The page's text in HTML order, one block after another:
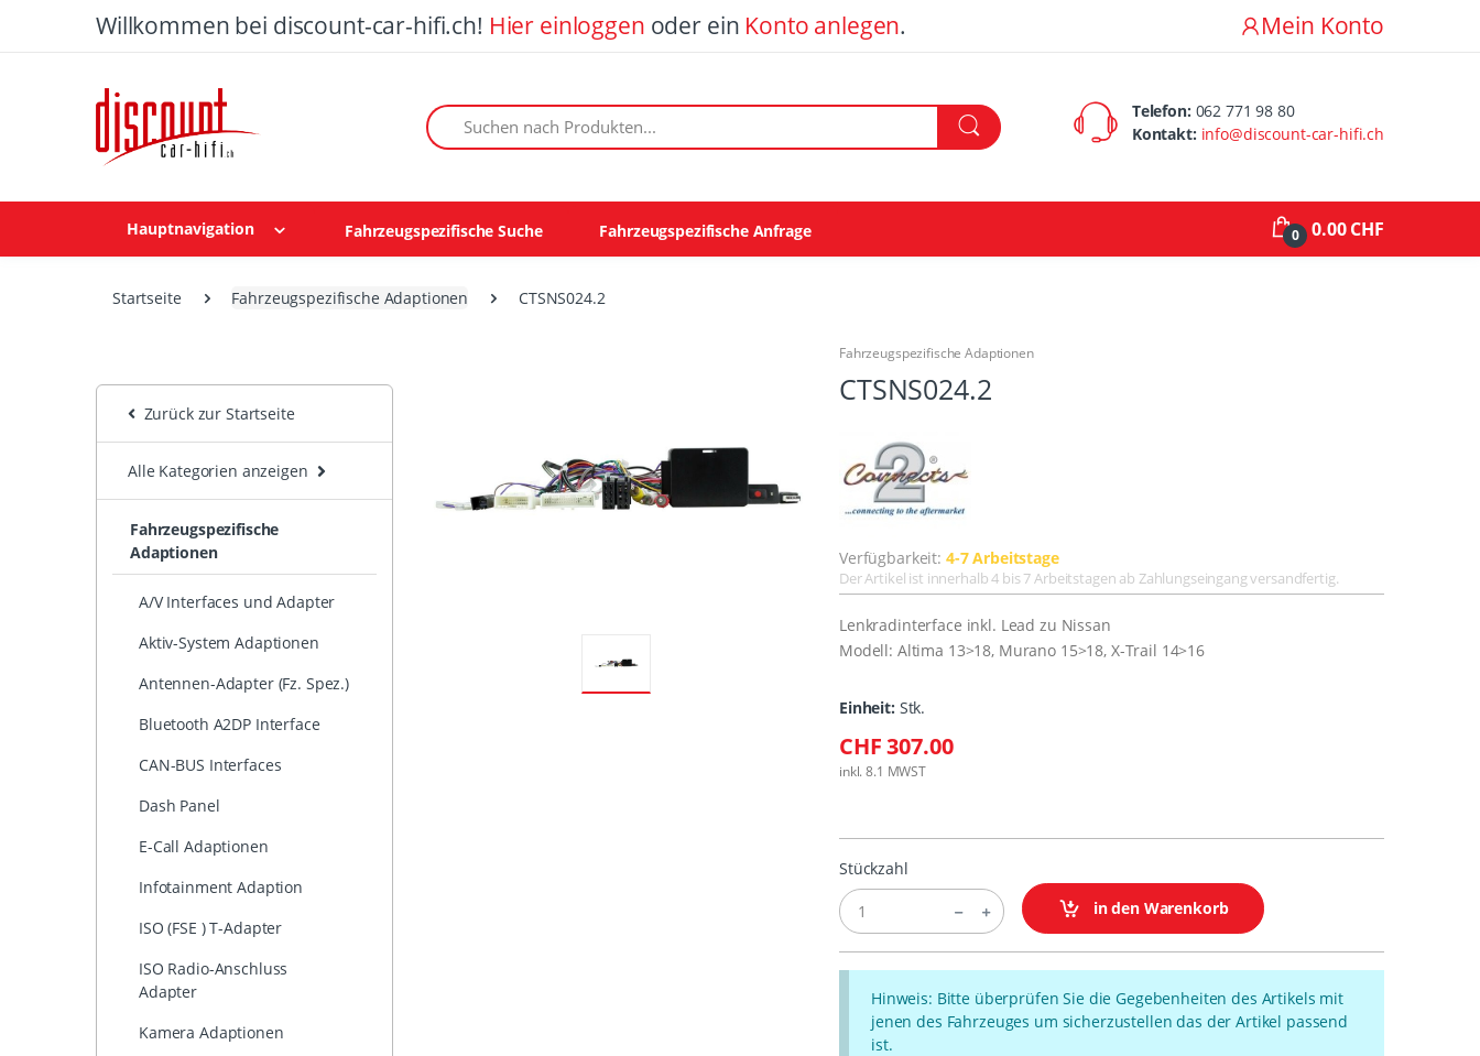
Willkommen bei discount-car-hifi.ch! Hier einloggen oder ein Konto anlegen. Mein Konto
Suchen nach Produkten: Telefon: 062 771 98 80
Kontakt: info@discount-car-hifi.ch
Hauptnavigation Fahrzeugspezifische Suche Fahrzeugspezifische Anfrage 0 0.00 CHF
Startseite Fahrzeugspezifische Adaptionen CTSNS024.2
Zurück zur Startseite
Alle Kategorien anzeigen
Fahrzeugspezifische
Adaptionen
A/V Interfaces und Adapter
Aktiv-System Adaptionen
Antennen-Adapter (Fz. Spez.)
Bluetooth A2DP Interface
CAN-BUS Interfaces
Dash Panel
E-Call Adaptionen
Infotainment Adaption
ISO (FSE ) T-Adapter
ISO Radio-Anschluss
Adapter
Kamera Adaptionen
Fahrzeugspezifische Adaptionen
CTSNS024.2
Verfügbarkeit: 4-7 Arbeitstage
Der Artikel ist innerhalb 4 bis 7 Arbeitstagen ab Zahlungseingang versandfertig.
Lenkradinterface inkl. Lead zu Nissan
Modell: Altima 13>18, Murano 15>18, X-Trail 14>16
Einheit: Stk.
CHF 307.00
inkl. 8.1 MWST
Stückzahl
in den Warenkorb
Hinweis: Bitte überprüfen Sie die Gegebenheiten des Artikels mit
jenen des Fahrzeuges um sicherzustellen das der Artikel passend
ist.